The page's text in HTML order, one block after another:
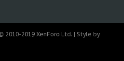
2010-2019 XenForo Ltd. | Style by